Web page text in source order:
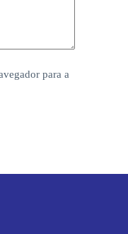
para a